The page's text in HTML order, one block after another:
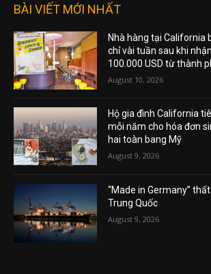
BÀI VIẾT MỚI NHẤT
Nhà hàng tại California
chỉ vài tuần sau khi
100.000 USD từ thành
August 10, 2026
Hộ gia đình California
mỗi năm cho hóa đơn
hai toàn bang Mỹ
August 9, 2026
“Made in Germany”
Trung Quốc
August 9, 2026